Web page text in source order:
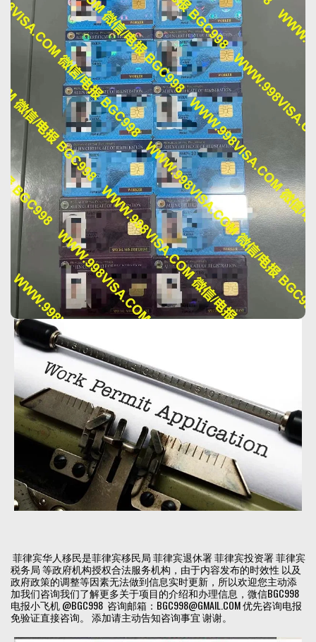
菲律宾华人移民是菲律宾移民局 菲律宾退休署 菲律宾投资署 菲律宾
税务局 等政府机构授权合法服务机构，由于内容发布的时效性 以及
政府政策的调整等因素无法做到信息实时更新，所以欢迎您主动添
加我们咨询我们了解更多关于项目的介绍和办理信息，微信BGC998
电报小飞机 @BGC998 咨询邮箱：BGC998@GMAIL.COM 优先咨询电报
免验证直接咨询。 添加请主动告知咨询事宜 谢谢。